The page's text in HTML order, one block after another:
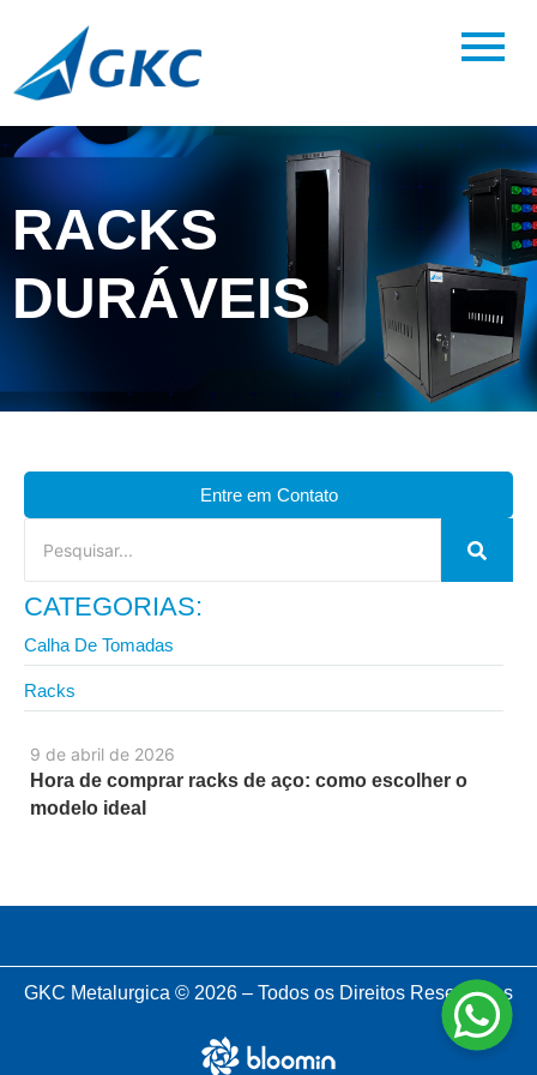
RACKS
DURÁVEIS
9 de abril de 2026
Hora de comprar racks de aço: como escolher o
modelo ideal
Entre em Contato
CATEGORIAS:
Calha De Tomadas
Racks
GKC Metalurgica © 2026 – Todos os Direitos Reservados